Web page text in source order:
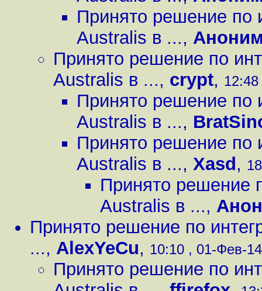
Принято решение по
Australis в ...,
Принято решение по
Australis в ..., crypt,
Принято решение по
Australis в ...,
Принято решение по
Australis в ..., Xasd ,
Принято решение
Australis в ...,
Принято решение по
..., AlexYeCu, 10:10 , 01-Фев-
Принято решение по